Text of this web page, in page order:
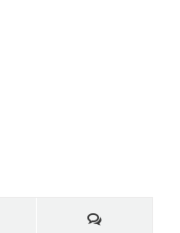
Comments